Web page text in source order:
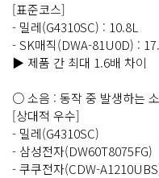
[표준코스]
- 밀레(G4310SC) : 10.8L
- SK매직(DWA-81U0D) :
▶ 제품 간 최대 1.6배 차이
○ 소음 : 동작 중 발생하는
[상대적 우수]
- 밀레(G4310SC)
- 삼성전자(DW60T8075FG)
- 쿠쿠전자(CDW-